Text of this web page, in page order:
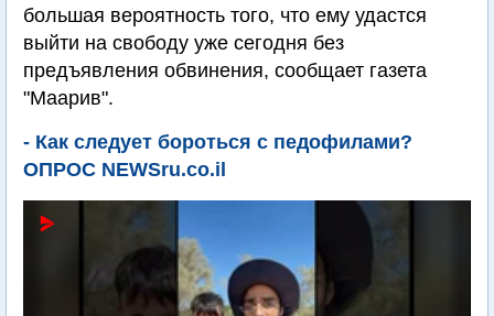
большая вероятность того, что ему удастся
выйти на свободу уже сегодня без
предъявления обвинения, сообщает газета
"Маарив".
- Как следует бороться с педофилами?
ОПРОС NEWSru.co.il